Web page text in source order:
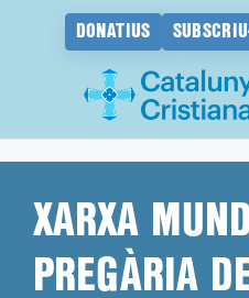
DONATIUS
contingutXARXA
PREGÀRIA